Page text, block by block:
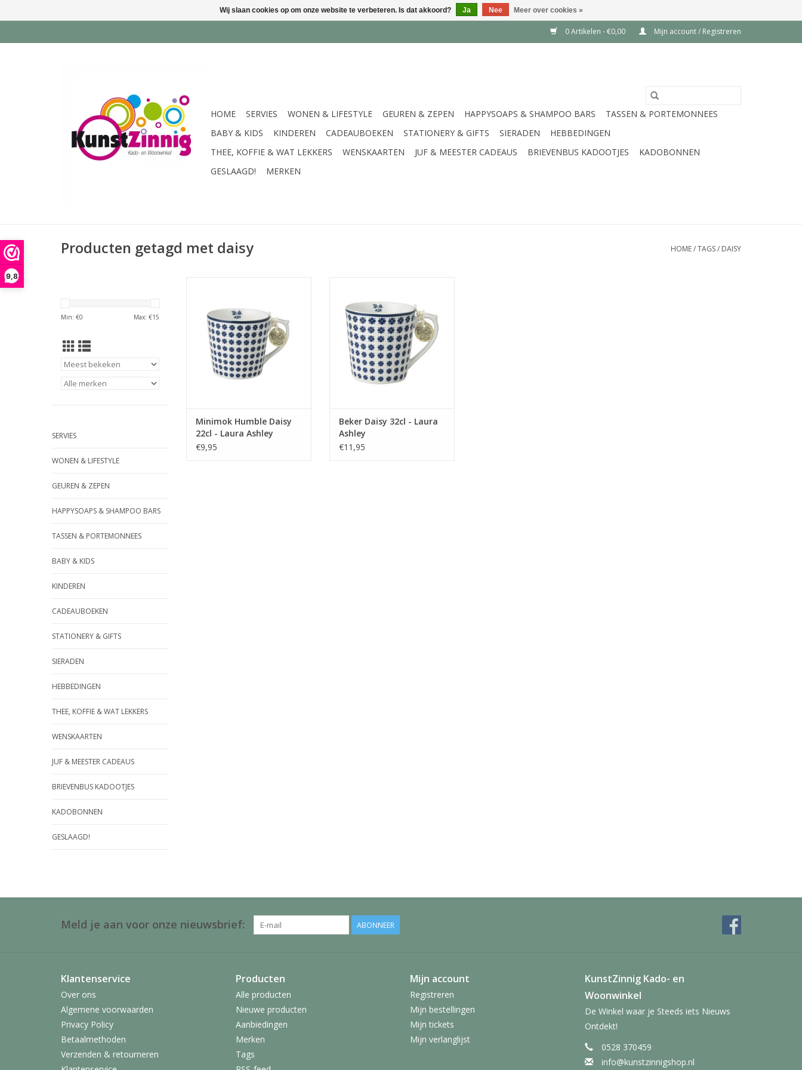
9,8
0 Artikelen - €0,00 Mijn account / Registreren
HOME SERVIES WONEN & LIFESTYLE GEUREN & ZEPEN HAPPYSOAPS & SHAMPOO BARS
TASSEN & PORTEMONNEES
BABY & KIDS
KINDEREN CADEAUBOEKEN STATIONERY & GIFTS SIERADEN
HEBBEDINGEN
THEE, KOFFIE & WAT LEKKERS
WENSKAARTEN JUF & MEESTER CADEAUS BRIEVENBUS KADOOTJES
KADOBONNEN
GESLAAGD!
MERKEN
Producten getagd met daisy HOME/TAGS/ DAISY
Min: €0 Max: €15
SERVIES
WONEN & LIFESTYLE
GEUREN & ZEPEN
HAPPYSOAPS & SHAMPOO BARS
TASSEN & PORTEMONNEES
BABY & KIDS
KINDEREN
CADEAUBOEKEN
STATIONERY & GIFTS
SIERADEN
HEBBEDINGEN
THEE, KOFFIE & WAT LEKKERS
WENSKAARTEN
JUF & MEESTER CADEAUS
BRIEVENBUS KADOOTJES
KADOBONNEN
GESLAAGD!
onderdeel van de dag. Maak van
je alledaagse kop koffie een
genietmoment door je koffie te
drinken uit een van de mokken
van Laura Ashley.
TOEVOEGEN AAN WINKELWAGEN
Minimok Humble Daisy
22cl - Laura Ashley
€9,95
geïnspireerd is op de oudste
ontwerpen van Laura Ashley zelf
en de prachtige dessins zijn
weergegeven op porselein van
verfijnd New Bone China. Erg leuk
om naar eigen smaak te
combineren met ieder
Beker Daisy 32cl - Laura
Ashley
€11,95
Meld je aan voor onze nieuwsbrief: ABONNEER
Klantenservice
Over ons
Algemene voorwaarden
Privacy Policy
Betaalmethoden
Verzenden & retourneren
Producten
Alle producten
Nieuwe producten
Aanbiedingen
Merken
Tags
Mijn account
Registreren
Mijn bestellingen
Mijn tickets
Mijn verlanglijst
KunstZinnig Kado- en
Woonwinkel
De Winkel waar je Steeds iets Nieuws
Ontdekt!
0528 370459
info@kunstzinnigshop.nl
Wij slaan cookies op om onze website te verbeteren. Is dat akkoord? Ja Nee Meer over cookies »